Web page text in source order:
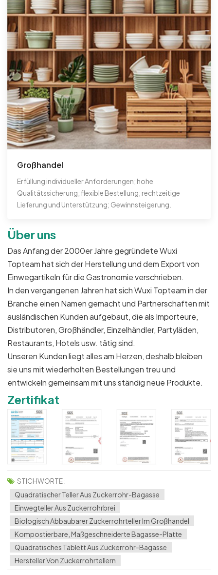
Großhandel
Erfüllung individueller Anforderungen; hohe
Qualitätssicherung; flexible Bestellung; rechtzeitige
Lieferung und Unterstützung; Gewinnsteigerung.
Über uns
Das Anfang der 2000er Jahre gegründete Wuxi
Topteam hat sich der Herstellung und dem Export von
Einwegartikeln für die Gastronomie verschrieben.
In den vergangenen Jahren hat sich Wuxi Topteam in der
Branche einen Namen gemacht und Partnerschaften mit
ausländischen Kunden aufgebaut, die als Importeure,
Distributoren, Großhändler, Einzelhändler, Partyläden,
Restaurants, Hotels usw. tätig sind.
Unseren Kunden liegt alles am Herzen, deshalb bleiben
sie uns mit wiederholten Bestellungen treu und
entwickeln gemeinsam mit uns ständig neue Produkte.
Zertifikat
STICHWORTE :
Quadratischer Teller Aus Zuckerrohr-Bagasse
Einwegteller Aus Zuckerrohrbrei
Biologisch Abbaubarer Zuckerrohrteller Im Großhandel
Kompostierbare, Maßgeschneiderte Bagasse-Platte
Quadratisches Tablett Aus Zuckerrohr-Bagasse
Hersteller Von Zuckerrohrtellern